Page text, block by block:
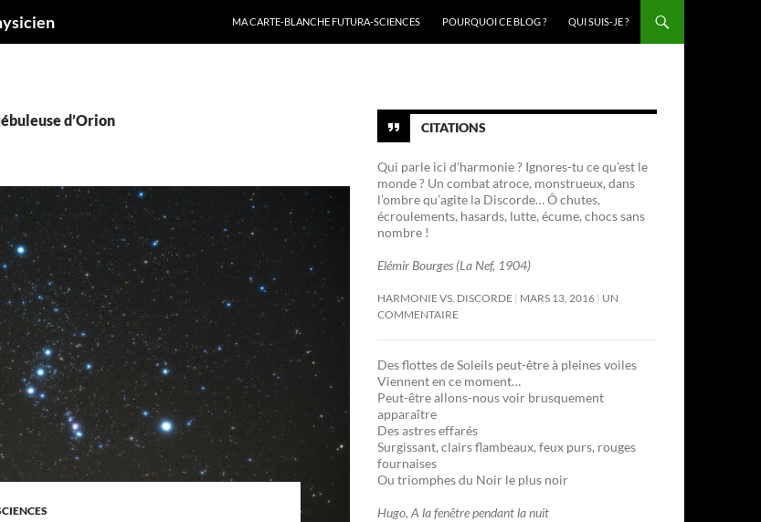
MA CARTE-BLANCHE FUTURA-SCIENCES
POURQUOI CE BLOG ? QUI SUIS-JE ?
d’Orion CITATIONS
Qui parle ici d’harmonie ? Ignores-tu ce qu’est le
monde ? Un combat atroce, monstrueux, dans
l’ombre qu’agite la Discorde… Ô chutes,
écroulements, hasards, lutte, écume, chocs sans
nombre !
Elémir Bourges (La Nef, 1904)
HARMONIE VS. DISCORDE MARS 13, 2016 UN
COMMENTAIRE
Des flottes de Soleils peut-être à pleines voiles
Viennent en ce moment…
Peut-être allons-nous voir brusquement
apparaître
Des astres effarés
Surgissant, clairs flambeaux, feux purs, rouges
fournaises
Ou triomphes du Noir le plus noir
Hugo, A la fenêtre pendant la nuit